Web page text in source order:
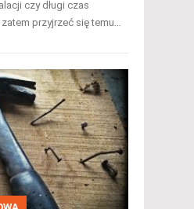
czy długi czas
przyjrzeć się temu…